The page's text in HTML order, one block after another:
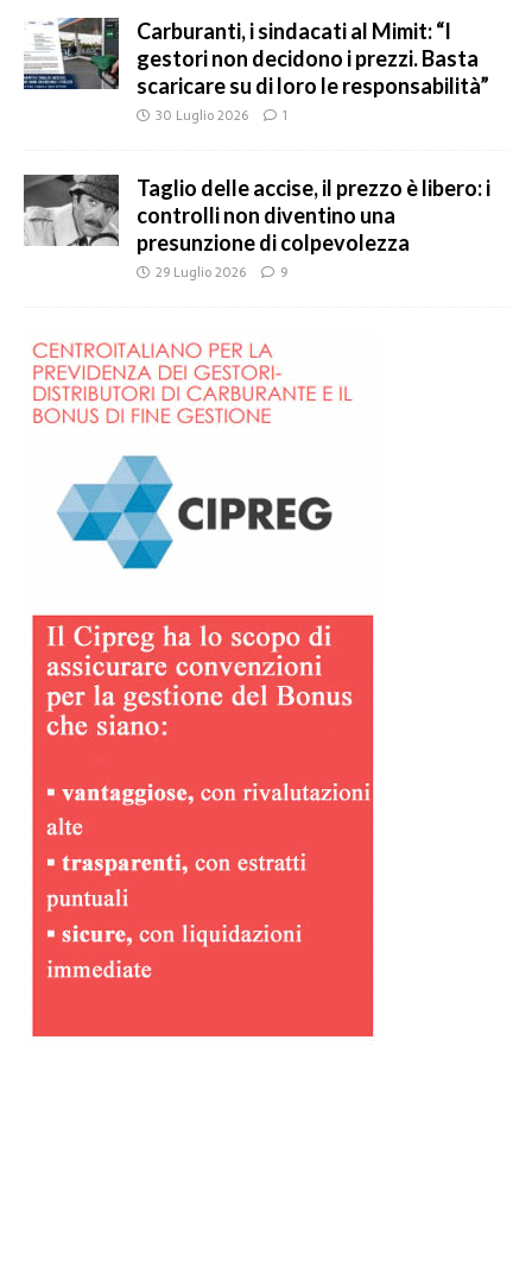
Carburanti, i sindacati al Mimit: “I
gestori non decidono i prezzi. Basta
scaricare su di loro le responsabilità”
30 Luglio 2026 1
Taglio delle accise, il prezzo è libero: i
controlli non diventino una
presunzione di colpevolezza
29 Luglio 2026 9